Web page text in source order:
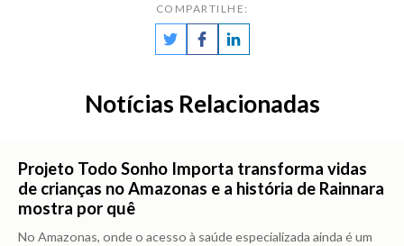
COMPARTILHE:
Notícias Relacionadas
Projeto Todo Sonho Importa transforma vidas
de crianças no Amazonas e a história de Rainnara
mostra por quê
No Amazonas, onde o acesso à saúde especializada ainda é um